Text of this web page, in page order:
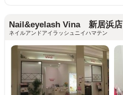
Nail&eyelash Vina 新居浜店
ネイルアンドアイラッシュニイハマテン